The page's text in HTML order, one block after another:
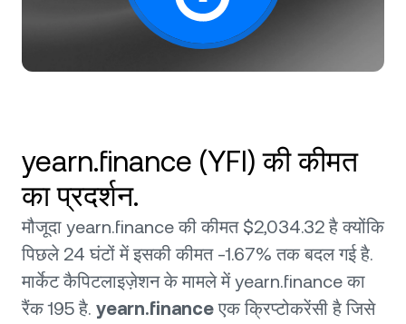
SOL
yearn.finance (YFI) की कीमत
का प्रदर्शन.
मौजूदा yearn.finance की कीमत $2,034.32 है क्योंकि
पिछले 24 घंटों में इसकी कीमत -1.67% तक बदल गई है.
मार्केट कैपिटलाइज़ेशन के मामले में yearn.finance का
रैंक 195 है. yearn.financeएक क्रिप्टोकरेंसी है जिसे